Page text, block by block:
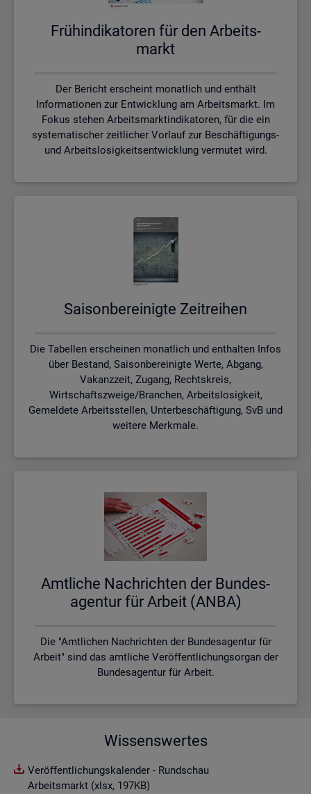
Früh­in­di­ka­to­ren für den Ar­beits­
markt
Der Bericht erscheint monatlich und enthält
Informationen zur Entwicklung am Arbeitsmarkt. Im
Fokus stehen Arbeitsmarktindikatoren, für die ein
systematischer zeitlicher Vorlauf zur Beschäftigungs-
und Arbeitslosigkeitsentwicklung vermutet wird.
Sai­son­be­rei­nig­te Zeit­rei­hen
Die Tabellen erscheinen monatlich und enthalten Infos
über Bestand, Saisonbereinigte Werte, Abgang,
Vakanzzeit, Zugang, Rechtskreis,
Wirtschaftszweige/Branchen, Arbeitslosigkeit,
Gemeldete Arbeitsstellen, Unterbeschäftigung, SvB und
weitere Merkmale.
Amt­li­che Nach­rich­ten der Bun­des­
agen­tur für Ar­beit (ANBA)
Die "Amtlichen Nachrichten der Bundesagentur für
Arbeit" sind das amtliche Veröffentlichungsorgan der
Bundesagentur für Arbeit.
Wissenswertes
Veröffentlichungskalender - Rundschau
Arbeitsmarkt (xlsx, 197KB)